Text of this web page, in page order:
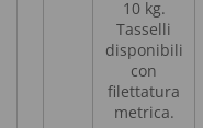
10 kg.
Tasselli
disponibili
con
filettatura
metrica.